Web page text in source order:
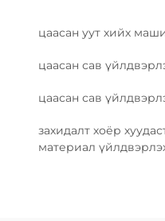
цаасан уут хийх
цаасан сав
цаасан сав
захидалт хоёр
материал